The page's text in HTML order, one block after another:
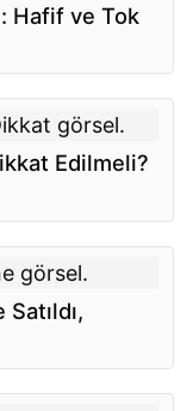
Hafif ve Tok
Edilmeli?